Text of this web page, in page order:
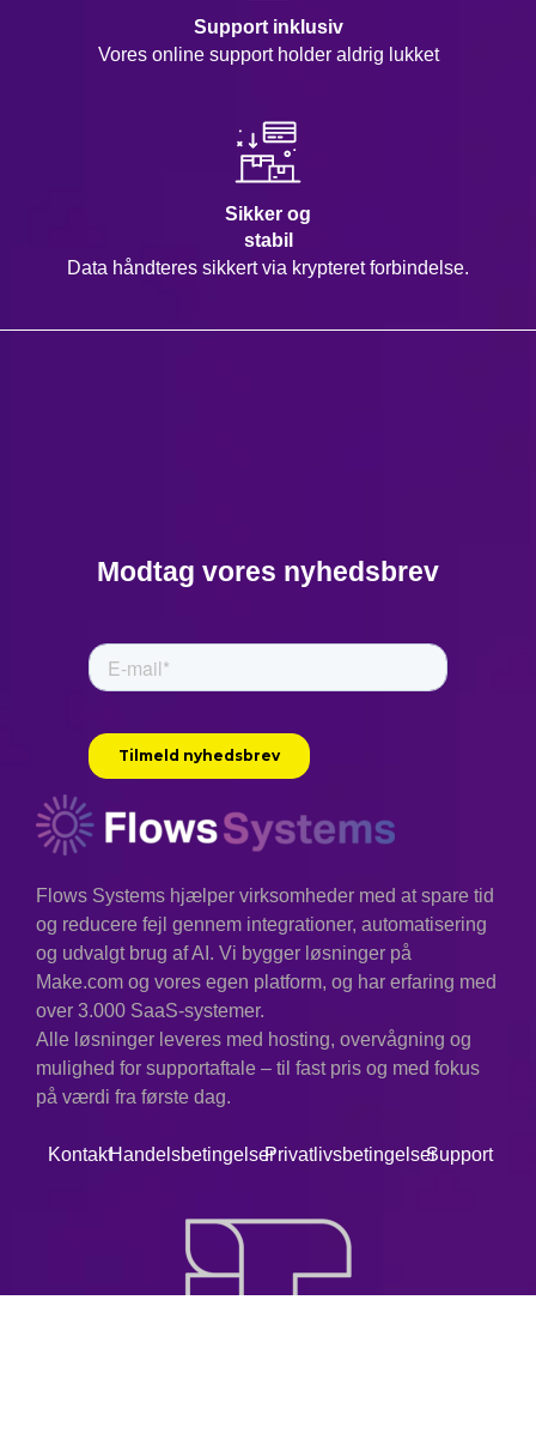
Support inklusiv
Vores online support holder aldrig lukket
Sikker og
stabil
Data håndteres sikkert via krypteret forbindelse.
Modtag vores nyhedsbrev
Flows Systems hjælper virksomheder med at spare tid
og reducere fejl gennem integrationer, automatisering
og udvalgt brug af AI. Vi bygger løsninger på
Make.com og vores egen platform, og har erfaring med
over 3.000 SaaS-systemer.
Alle løsninger leveres med hosting, overvågning og
mulighed for supportaftale – til fast pris og med fokus
på værdi fra første dag.
KontaktHandelsbetingelserPrivatlivsbetingelserSupport